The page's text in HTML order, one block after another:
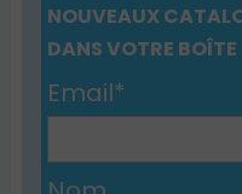
NOUVEAUX
DANS VOTRE BOÎTE
Email*